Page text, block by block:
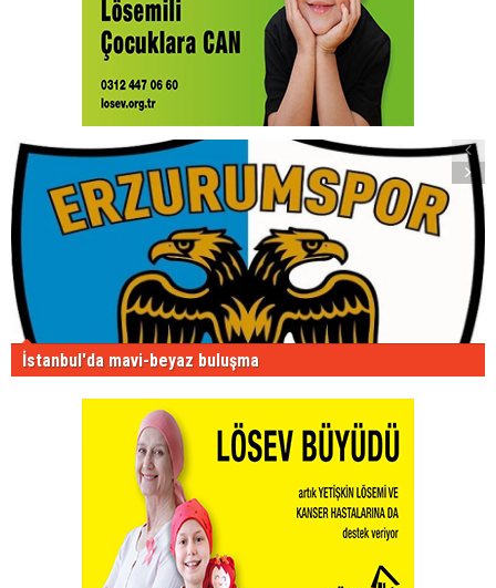
İstanbul'da mavi-beyaz buluşma